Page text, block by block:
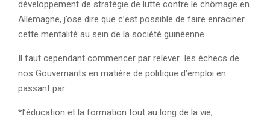
développement de stratégie de lutte contre le chômage en
Allemagne, j’ose dire que c’est possible de faire enraciner
cette mentalité au sein de la société guinéenne.
Il faut cependant commencer par relever les échecs de
nos Gouvernants en matière de politique d’emploi en
passant par:
*l’éducation et la formation tout au long de la vie;